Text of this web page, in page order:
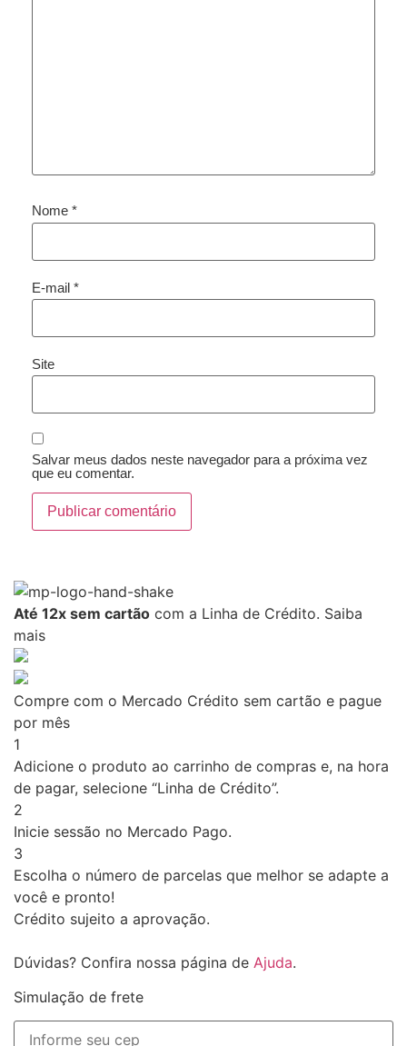
Nome *
E-mail *
Site
Salvar meus dados neste navegador para a próxima vez
que eu comentar.
Até 12x sem cartão com a Linha de Crédito. Saiba
mais
Compre com o Mercado Crédito sem cartão e pague
por mês
1
Adicione o produto ao carrinho de compras e, na hora
de pagar, selecione “Linha de Crédito”.
2
Inicie sessão no Mercado Pago.
3
Escolha o número de parcelas que melhor se adapte a
você e pronto!
Crédito sujeito a aprovação.
Dúvidas? Confira nossa página de Ajuda.
Simulação de frete